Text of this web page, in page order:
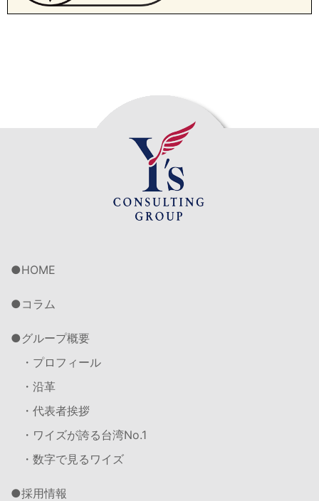
HOME
コラム
グループ概要
・プロフィール
・沿革
・代表者挨拶
・ワイズが誇る台湾No.1
・数字で見るワイズ
採用情報